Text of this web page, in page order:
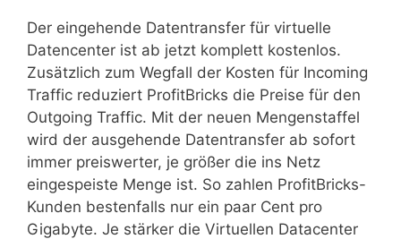
Der eingehende Datentransfer für virtuelle
Datencenter ist ab jetzt komplett kostenlos.
Zusätzlich zum Wegfall der Kosten für Incoming
Traffic reduziert ProfitBricks die Preise für den
Outgoing Traffic. Mit der neuen Mengenstaffel
wird der ausgehende Datentransfer ab sofort
immer preiswerter, je größer die ins Netz
eingespeiste Menge ist. So zahlen ProfitBricks-
Kunden bestenfalls nur ein paar Cent pro
Gigabyte. Je stärker die Virtuellen Datacenter